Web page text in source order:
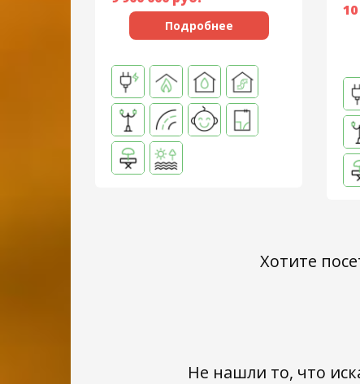
Подробнее
Хотите
Не нашли то, что